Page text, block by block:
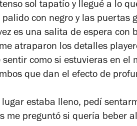
sol tapatío y llegué a lo
con negro y las puertas
es una salita de espera con
atraparon los detalles
como si estuvieras en el
que dan el efecto de
estaba lleno, pedí
me preguntó si quería beber